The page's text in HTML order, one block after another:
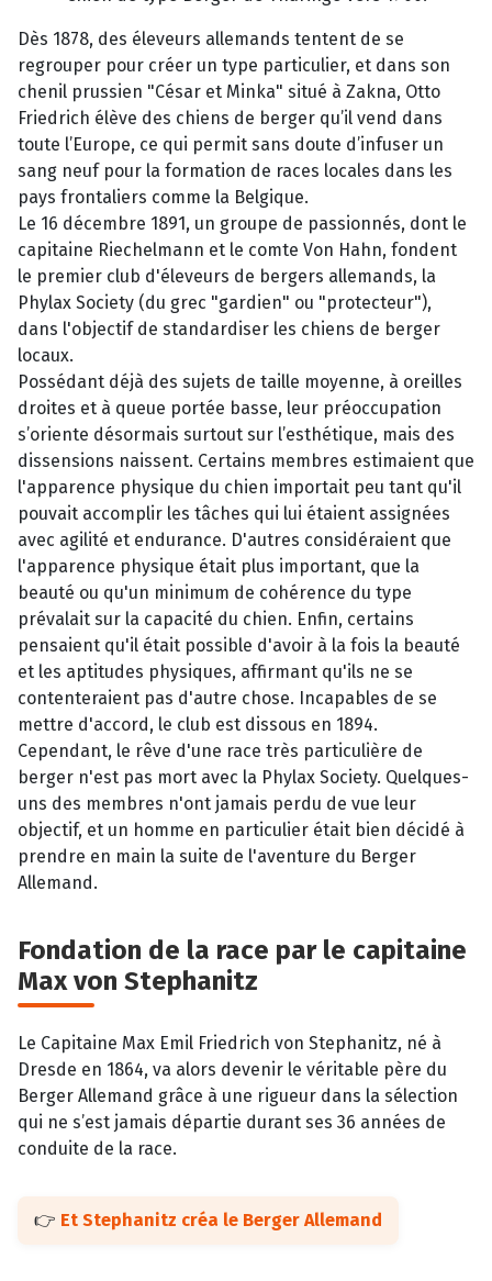
Dès 1878, des éleveurs allemands tentent de se
regrouper pour créer un type particulier, et dans son
chenil prussien "César et Minka" situé à Zakna, Otto
Friedrich élève des chiens de berger qu’il vend dans
toute l’Europe, ce qui permit sans doute d’infuser un
sang neuf pour la formation de races locales dans les
pays frontaliers comme la Belgique.
Le 16 décembre 1891, un groupe de passionnés, dont le
capitaine Riechelmann et le comte Von Hahn, fondent
le premier club d'éleveurs de bergers allemands, la
Phylax Society (du grec "gardien" ou "protecteur"),
dans l'objectif de standardiser les chiens de berger
locaux.
Possédant déjà des sujets de taille moyenne, à oreilles
droites et à queue portée basse, leur préoccupation
s’oriente désormais surtout sur l’esthétique, mais des
dissensions naissent. Certains membres estimaient que
l'apparence physique du chien importait peu tant qu'il
pouvait accomplir les tâches qui lui étaient assignées
avec agilité et endurance. D'autres considéraient que
l'apparence physique était plus important, que la
beauté ou qu'un minimum de cohérence du type
prévalait sur la capacité du chien. Enfin, certains
pensaient qu'il était possible d'avoir à la fois la beauté
et les aptitudes physiques, affirmant qu'ils ne se
contenteraient pas d'autre chose. Incapables de se
mettre d'accord, le club est dissous en 1894.
Cependant, le rêve d'une race très particulière de
berger n'est pas mort avec la Phylax Society. Quelques-
uns des membres n'ont jamais perdu de vue leur
objectif, et un homme en particulier était bien décidé à
prendre en main la suite de l'aventure du Berger
Allemand.
Fondation de la race par le capitaine
Max von Stephanitz
Le Capitaine Max Emil Friedrich von Stephanitz, né à
Dresde en 1864, va alors devenir le véritable père du
Berger Allemand grâce à une rigueur dans la sélection
qui ne s’est jamais départie durant ses 36 années de
conduite de la race.
👉 Et Stephanitz créa le Berger Allemand